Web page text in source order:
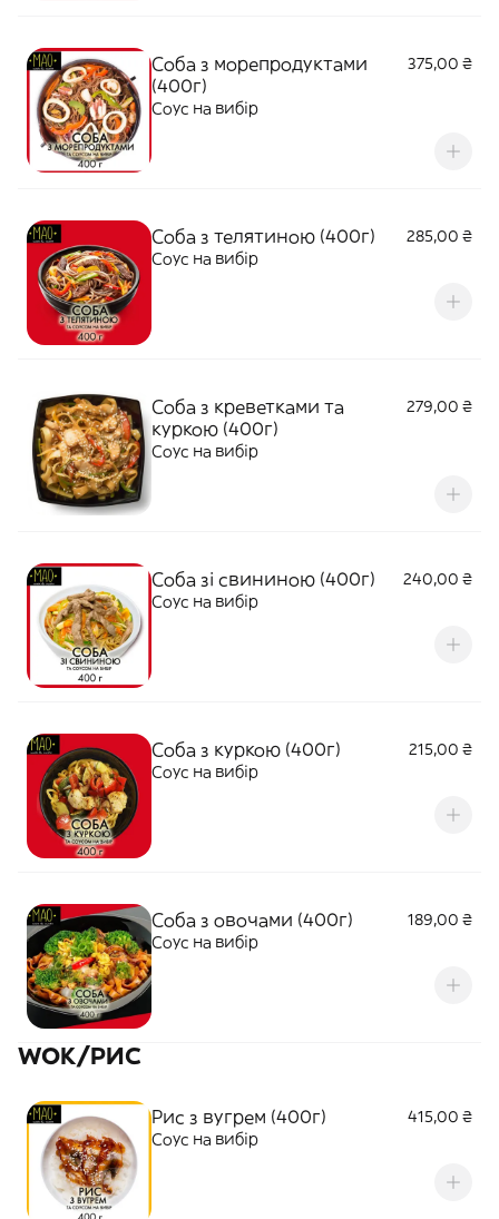
Соба з морепродуктами
(400г)
375,00 ₴
Соус на вибір
Соба з телятиною (400г)
285,00 ₴
Соус на вибір
Соба з креветками та
куркою (400г)
279,00 ₴
Соус на вибір
Соба зі свининою (400г)
240,00 ₴
Соус на вибір
Соба з куркою (400г)
215,00 ₴
Соус на вибір
Соба з овочами (400г)
189,00 ₴
Соус на вибір
WOK/РИС
Рис з вугрем (400г)
415,00 ₴
Соус на вибір